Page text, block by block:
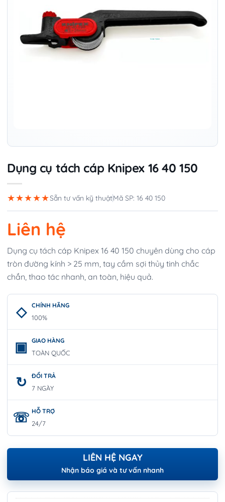
Dụng cụ tách cáp Knipex 16 40 150
★★★★★Sẵn tư vấn kỹ thuậtMã SP: 16 40 150
Liên hệ
Dụng cụ tách cáp Knipex 16 40 150 chuyên dùng cho cáp
tròn đường kính > 25 mm, tay cầm sợi thủy tinh chắc
chắn, thao tác nhanh, an toàn, hiệu quả.
CHÍNH HÃNG
100%
GIAO HÀNG
TOÀN QUỐC
ĐỔI TRẢ
7 NGÀY
HỖ TRỢ
24/7
LIÊN HỆ NGAY
Nhận báo giá và tư vấn nhanh